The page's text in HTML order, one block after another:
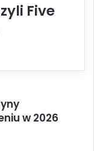
Five
w 2026